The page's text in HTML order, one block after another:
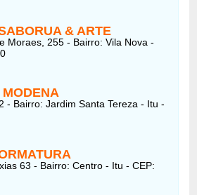
& ARTE
Moraes, 255 - Bairro: Vila Nova -
- Bairro: Jardim Santa Tereza - Itu -
63 - Bairro: Centro - Itu - CEP: